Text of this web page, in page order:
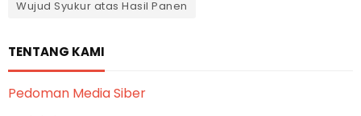
Wujud Syukur atas Hasil Panen
TENTANG KAMI
Pedoman Media Siber